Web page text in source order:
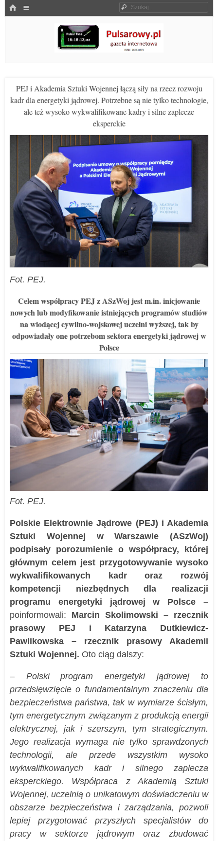
HOME Szukaj
Pulsarowy.pl
PEJ i Akademia Sztuki Wojennej łączą siły na rzecz rozwoju
kadr dla energetyki jądrowej. Potrzebne są nie tylko technologie,
ale też wysoko wykwalifikowane kadry i silne zaplecze
eksperckie
Fot. PEJ.
Celem współpracy PEJ z ASzWoj jest m.in. inicjowanie
nowych lub modyfikowanie istniejących programów studiów
na wiodącej cywilno-wojskowej uczelni wyższej, tak by
odpowiadały one potrzebom sektora energetyki jądrowej w
Polsce
Fot. PEJ.
Polskie Elektrownie Jądrowe (PEJ) i Akademia
Sztuki Wojennej w Warszawie (ASzWoj)
podpisały porozumienie o współpracy, której
głównym celem jest przygotowywanie wysoko
wykwalifikowanych kadr oraz rozwój
kompetencji niezbędnych dla realizacji
programu energetyki jądrowej w Polsce –
poinformowali: Marcin Skolimowski – rzecznik
prasowy PEJ i Katarzyna Dutkiewicz-
Pawlikowska – rzecznik prasowy Akademii
Sztuki Wojennej. Oto ciąg dalszy:
– Polski
program energetyki jądrowej to
przedsięwzięcie o fundamentalnym znaczeniu dla
bezpieczeństwa państwa, tak w wymiarze ścisłym,
tym energetycznym związanym z produkcją energii
elektrycznej, jak i szerszym, tym strategicznym.
Jego realizacja wymaga nie tylko sprawdzonych
technologii, ale przede wszystkim wysoko
wykwalifikowanych kadr i silnego zaplecza
eksperckiego. Współpraca z Akademią Sztuki
Wojennej, uczelnią o unikatowym doświadczeniu w
obszarze bezpieczeństwa i zarządzania, pozwoli
lepiej przygotować przyszłych specjalistów do
pracy w sektorze jądrowym oraz zbudować